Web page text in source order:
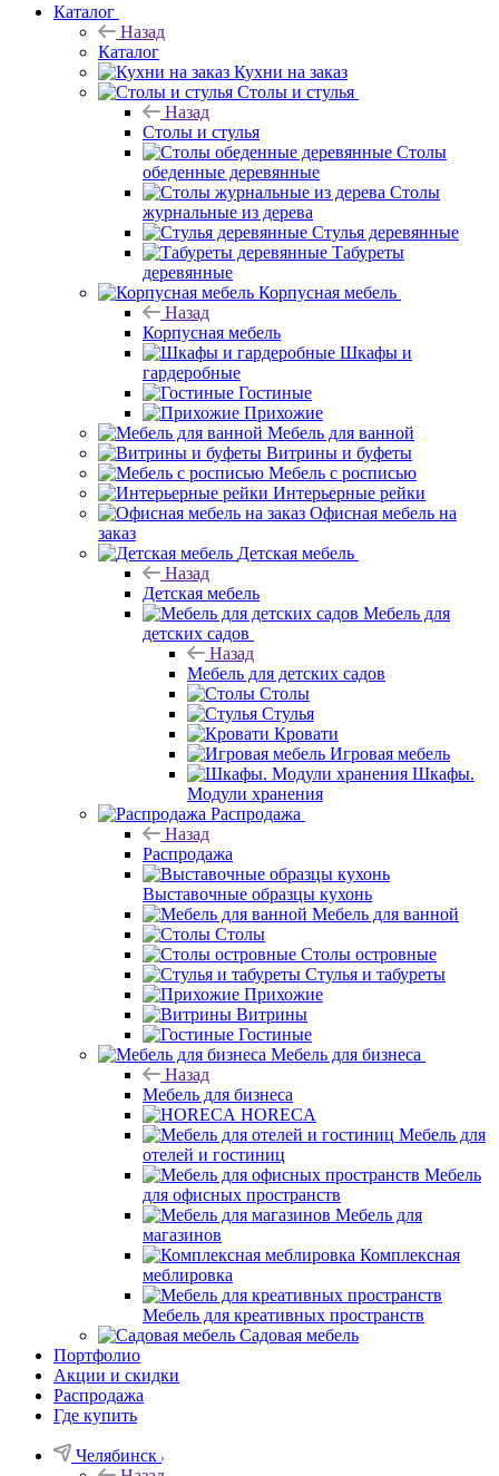
Каталог
Назад
Каталог
Кухни на заказ
Столы и стулья
Назад
Столы и стулья
Столы
обеденные деревянные
Столы
журнальные из дерева
Стулья деревянные
Табуреты
деревянные
Корпусная мебель
Назад
Корпусная мебель
Шкафы и
гардеробные
Гостиные
Прихожие
Мебель для ванной
Витрины и буфеты
Мебель с росписью
Интерьерные рейки
Офисная мебель на
заказ
Детская мебель
Назад
Детская мебель
Мебель для
детских садов
Назад
Мебель для детских садов
Столы
Стулья
Кровати
Игровая мебель
Шкафы.
Модули хранения
Распродажа
Назад
Распродажа
Выставочные образцы кухонь
Мебель для ванной
Столы
Столы островные
Стулья и табуреты
Прихожие
Витрины
Гостиные
Мебель для бизнеса
Назад
Мебель для бизнеса
HORECA
Мебель для
отелей и гостиниц
Мебель
для офисных пространств
Мебель для
магазинов
Комплексная
меблировка
Мебель для креативных пространств
Садовая мебель
Портфолио
Акции и скидки
Распродажа
Где купить
Челябинск